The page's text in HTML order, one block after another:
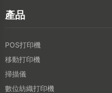
產品
POS打印機
移動打印機
掃描儀
數位紡織打印機